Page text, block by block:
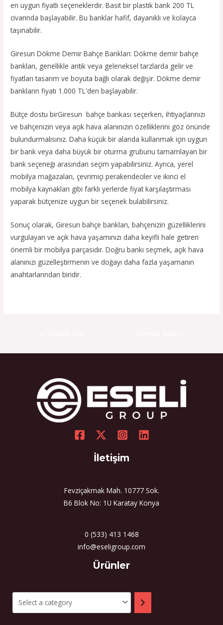
en uygun fiyatlı seçeneklerdir. Basit bir plastik bank 200 TL
civarında başlayabilir. Bu banklar hafif, dayanıklı ve kolayca
taşınabilir.
Giresun Dökme Demir Bahçe Bankları: Dökme demir bahçe
bankları, genellikle antik veya geleneksel tarzlarda gelir ve
fiyatları tasarım ve boyuta bağlı olarak değişir. Dökme demir
bankların fiyatı 1.000 TL'den başlayabilir.
Bütçe dostu birGiresun bahçe bankası seçerken, ihtiyaçlarınızı
ve bahçenizin veya açık hava alanınızın özelliklerini göz önünde
bulundurmalısınız. Daha küçük bir alanda kullanmak için uygun
bir bank veya daha büyük bir oturma grubunu tamamlayan bir
bank seçeneği arasından seçim yapabilirsiniz. Ayrıca, yerel
mobilya mağazaları, çevrimiçi perakendeciler ve ikinci el
mobilya kaynakları gibi farklı yerlerde fiyat karşılaştırması
yaparak bütçenize uygun bir seçenek bulabilirsiniz.
Sonuç olarak, Giresun bahçe bankları, bahçenizin güzelliklerini
vurgulayan ve açık hava yaşamınızı daha keyifli hale getiren
önemli bir mobilya parçasıdır. Doğru bankı seçmek, açık hava
alanınızı güzelleştirmenin ve doğayı daha fazla yaşamanın
anahtarlarından biridir.
İletişim
Fevziçakmak Mah. 10777 Sok.
B6 Blok No: 1U Karatay Konya
0 (533) 413 1468
info@eseligroup.com
Ürünler